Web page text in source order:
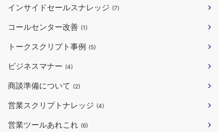
インサイドセールスナレッジ (7)
コールセンター改善 (1)
トークスクリプト事例 (5)
ビジネスマナー (4)
商談準備について (2)
営業スクリプトナレッジ (4)
営業ツールあれこれ (6)